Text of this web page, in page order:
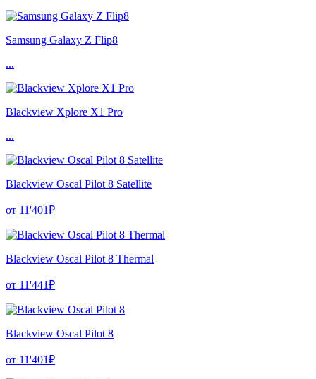
Samsung Galaxy Z Flip8
...
Blackview Xplore X1 Pro
...
Blackview Oscal Pilot 8 Satellite
от 11'401₽
Blackview Oscal Pilot 8 Thermal
от 11'441₽
Blackview Oscal Pilot 8
от 11'401₽